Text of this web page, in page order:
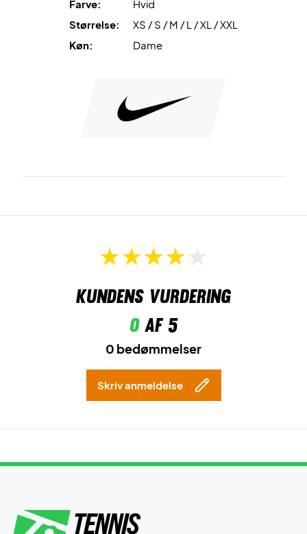
Materiale: 79% polyester, 21% elastan.
Farve:
Hvid
Størrelse:
XS / S / M / L / XL / XXL
Køn:
Dame
Kundens vurdering
0af 5
0 bedømmelser
Skriv anmeldelse